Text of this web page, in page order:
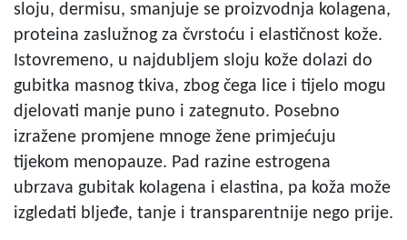
sloju, dermisu, smanjuje se proizvodnja kolagena,
proteina zaslužnog za čvrstoću i elastičnost kože.
Istovremeno, u najdubljem sloju kože dolazi do
gubitka masnog tkiva, zbog čega lice i tijelo mogu
djelovati manje puno i zategnuto. Posebno
izražene promjene mnoge žene primjećuju
tijekom menopauze. Pad razine estrogena
ubrzava gubitak kolagena i elastina, pa koža može
izgledati bljeđe, tanje i transparentnije nego prije.